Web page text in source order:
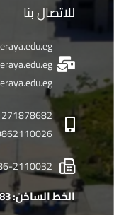
للاتصال بنا
2110032
الخط الساخن: 16283